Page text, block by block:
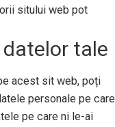
sitului web pot
tale
acest sit web, poți
personale pe care
pe care ni le-ai